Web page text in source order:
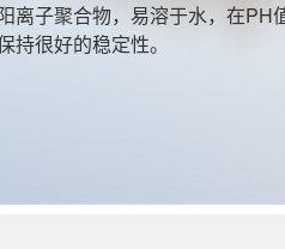
该